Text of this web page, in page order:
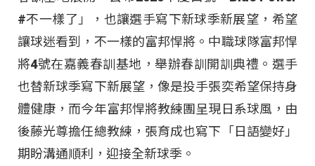
#不一樣了」，也讓選手寫下新球季新展望，希望
讓球迷看到，不一樣的富邦悍將。中職球隊富邦悍
將4號在嘉義春訓基地，舉辦春訓開訓典禮。選手
也替新球季寫下新展望，像是投手張奕希望保持身
體健康，而今年富邦悍將教練團呈現日系球風，由
後藤光尊擔任總教練，張育成也寫下「日語變好」
期盼溝通順利，迎接全新球季。